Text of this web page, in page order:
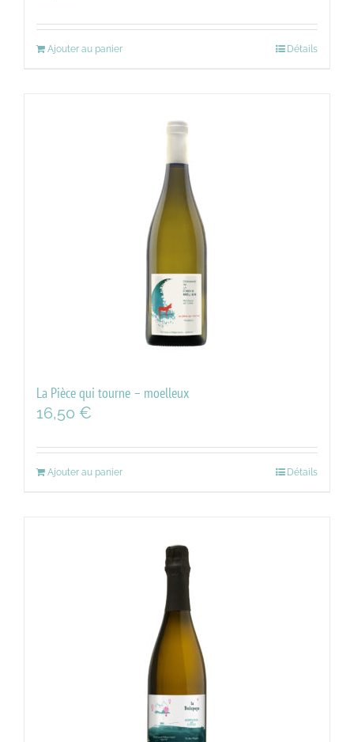
Ajouter au panier Détails
La Pièce qui tourne – moelleux
16,50 €
Ajouter au panier Détails